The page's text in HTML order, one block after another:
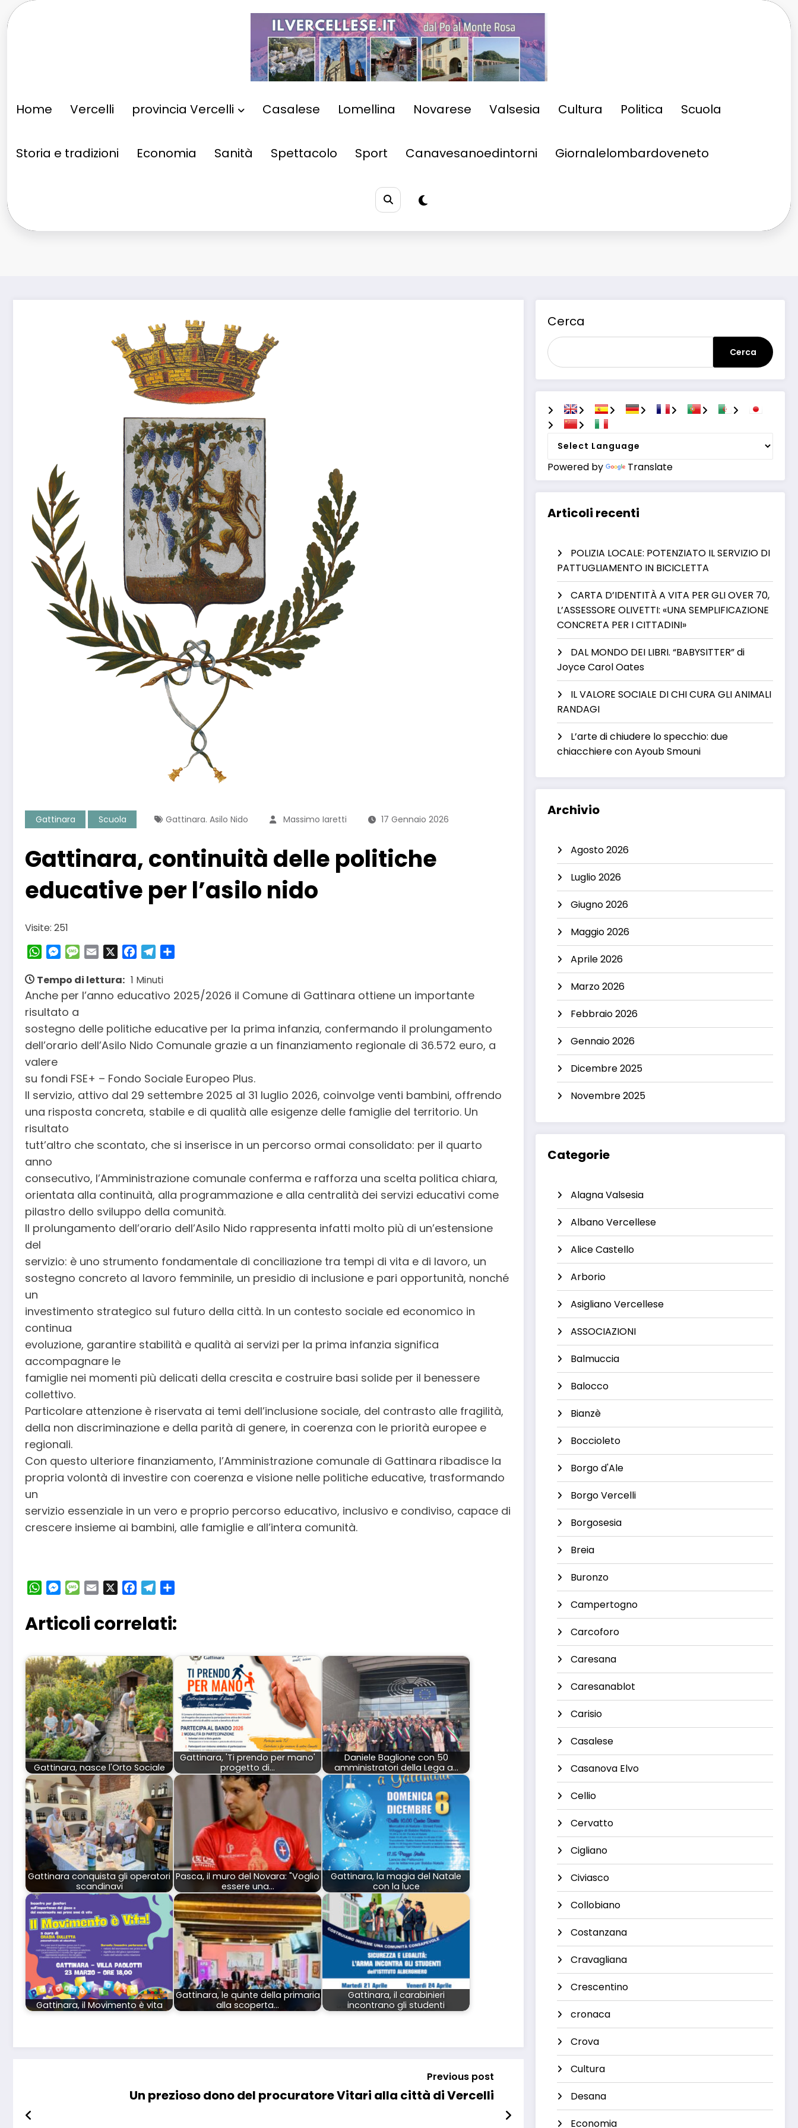
al
Home Vercelli provincia Vercelli Casalese Lomellina Novarese Valsesia Cultura Politica Scuola
Storia e tradizioni Economia Sanità Spettacolo Sport Canavesanoedintorni Giornalelombardoveneto
Gattinara Scuola Gattinara. Asilo Nido Massimo Iaretti 17 Gennaio 2026
Gattinara, continuità delle politiche
educative per l’asilo nido
Visite: 251
WhatsApp
Messenger
Message
Email FacebookTelegram
Tempo di lettura: 1 Minuti
Anche per l’anno educativo 2025/2026 il Comune di Gattinara ottiene un importante
risultato a
sostegno delle politiche educative per la prima infanzia, confermando il prolungamento
dell’orario dell’Asilo Nido Comunale grazie a un finanziamento regionale di 36.572 euro, a
valere
su fondi FSE+ – Fondo Sociale Europeo Plus.
Il servizio, attivo dal 29 settembre 2025 al 31 luglio 2026, coinvolge venti bambini, offrendo
una risposta concreta, stabile e di qualità alle esigenze delle famiglie del territorio. Un
risultato
tutt’altro che scontato, che si inserisce in un percorso ormai consolidato: per il quarto
anno
consecutivo, l’Amministrazione comunale conferma e rafforza una scelta politica chiara,
orientata alla continuità, alla programmazione e alla centralità dei servizi educativi come
pilastro dello sviluppo della comunità.
Il prolungamento dell’orario dell’Asilo Nido rappresenta infatti molto più di un’estensione
del
servizio: è uno strumento fondamentale di conciliazione tra tempi di vita e di lavoro, un
sostegno concreto al lavoro femminile, un presidio di inclusione e pari opportunità, nonché
un
investimento strategico sul futuro della città. In un contesto sociale ed economico in
continua
evoluzione, garantire stabilità e qualità ai servizi per la prima infanzia significa
accompagnare le
famiglie nei momenti più delicati della crescita e costruire basi solide per il benessere
collettivo.
Particolare attenzione è riservata ai temi dell’inclusione sociale, del contrasto alle fragilità,
della non discriminazione e della parità di genere, in coerenza con le priorità europee e
regionali.
Con questo ulteriore finanziamento, l’Amministrazione comunale di Gattinara ribadisce la
propria volontà di investire con coerenza e visione nelle politiche educative, trasformando
un
servizio essenziale in un vero e proprio percorso educativo, inclusivo e condiviso, capace di
crescere insieme ai bambini, alle famiglie e all’intera comunità.
WhatsApp
Messenger
Message
Email FacebookTelegram
Articoli correlati:
Gattinara, nasce l'Orto Sociale
Gattinara, 'Ti prendo per mano'
progetto di…
Daniele Baglione con 50
amministratori della Lega a…
Gattinara conquista gli operatori
scandinavi
Pasca, il muro del Novara: "Voglio
essere una…
Gattinara, la magia del Natale
con la luce
Gattinara, il Movimento è vita
Gattinara, le quinte della primaria
alla scoperta…
Gattinara, il carabinieri
incontrano gli studenti
Previous post
Un prezioso dono del procuratore Vitari alla città di Vercelli
Cerca
Cerca
Powered by Translate
Articoli recenti
POLIZIA LOCALE: POTENZIATO IL SERVIZIO DI
PATTUGLIAMENTO IN BICICLETTA
CARTA D’IDENTITÀ A VITA PER GLI OVER 70,
L’ASSESSORE OLIVETTI: «UNA SEMPLIFICAZIONE
CONCRETA PER I CITTADINI»
DAL MONDO DEI LIBRI. “BABYSITTER” di
Joyce Carol Oates
IL VALORE SOCIALE DI CHI CURA GLI ANIMALI
RANDAGI
L’arte di chiudere lo specchio: due
chiacchiere con Ayoub Smouni
Archivio
Agosto 2026
Luglio 2026
Giugno 2026
Maggio 2026
Aprile 2026
Marzo 2026
Febbraio 2026
Gennaio 2026
Dicembre 2025
Novembre 2025
Categorie
Alagna Valsesia
Albano Vercellese
Alice Castello
Arborio
Asigliano Vercellese
ASSOCIAZIONI
Balmuccia
Balocco
Bianzè
Boccioleto
Borgo d'Ale
Borgo Vercelli
Borgosesia
Breia
Buronzo
Campertogno
Carcoforo
Caresana
Caresanablot
Carisio
Casalese
Casanova Elvo
Cellio
Cervatto
Cigliano
Civiasco
Collobiano
Costanzana
Cravagliana
Crescentino
cronaca
Crova
Cultura
Desana
Economia